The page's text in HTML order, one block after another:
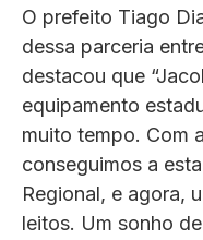
O prefeito Tiago
dessa parceria
destacou que
equipamento
muito tempo. Com
conseguimos a
Regional, e agora,
leitos. Um sonho